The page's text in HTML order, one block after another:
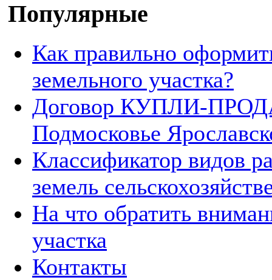
Популярные
Как правильно
земельного участка?
Договор КУПЛИ-
Подмосковье
Классификатор видов
земель
На что обратить
участка
Контакты